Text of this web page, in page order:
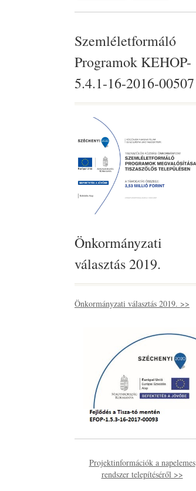
Szemléletformáló
Programok KEHOP-
5.4.1-16-2016-00507
Önkormányzati
választás 2019.
Önkormányzati választás 2019. >>
Projektinformációk a napelemes
rendszer telepítéséről >>